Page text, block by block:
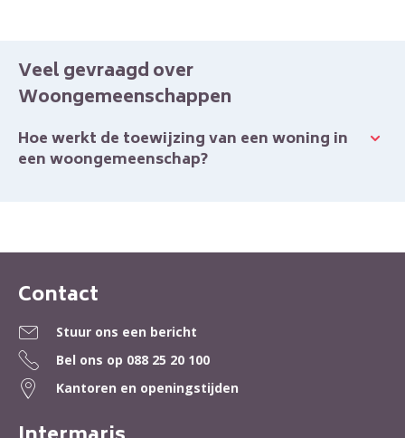
Veel gevraagd over
Woongemeenschappen
Hoe werkt de toewijzing van een woning in
een woongemeenschap?
Contactinformatie
Contact
Stuur ons een bericht
Bel ons op 088 25 20 100
Kantoren en openingstijden